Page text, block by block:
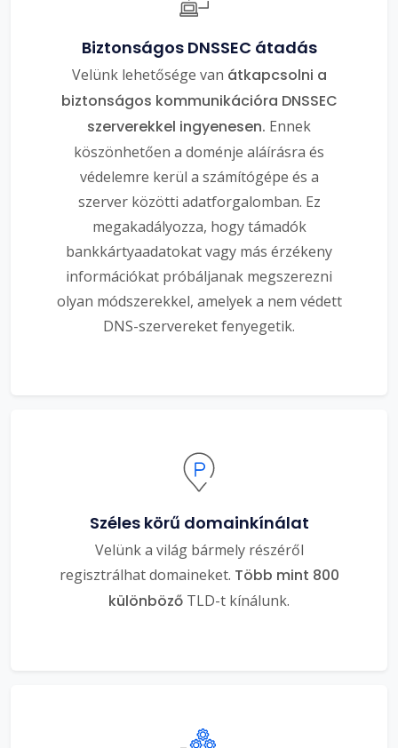
Biztonságos DNSSEC átadás
Velünk lehetősége van átkapcsolni a
biztonságos kommunikációra DNSSEC
szerverekkel ingyenesen. Ennek
köszönhetően a doménje aláírásra és
védelemre kerül a számítógépe és a
szerver közötti adatforgalomban. Ez
megakadályozza, hogy támadók
bankkártyaadatokat vagy más érzékeny
információkat próbáljanak megszerezni
olyan módszerekkel, amelyek a nem védett
DNS-szervereket fenyegetik.
Széles körű domainkínálat
Velünk a világ bármely részéről
regisztrálhat domaineket. Több mint 800
különböző TLD-t kínálunk.